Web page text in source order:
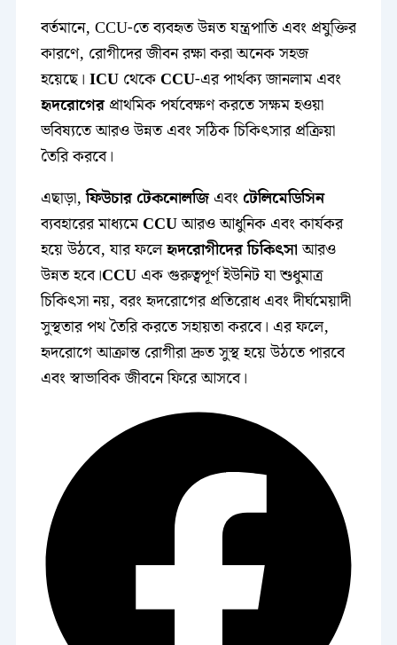
বর্তমানে, CCU-তে ব্যবহৃত উন্নত যন্ত্রপাতি এবং প্রযুক্তির
কারণে, রোগীদের জীবন রক্ষা করা অনেক সহজ
হয়েছে। ICUথেকেCCU-এর পার্থক্য জানলাম এবং
হৃদরোগেরপ্রাথমিক পর্যবেক্ষণ করতে সক্ষম হওয়া
ভবিষ্যতে আরও উন্নত এবং সঠিক চিকিৎসার প্রক্রিয়া
তৈরি করবে।
এছাড়া,ফিউচার টেকনোলজিএবংটেলিমেডিসিন
ব্যবহারের মাধ্যমেCCUআরও আধুনিক এবং কার্যকর
হয়ে উঠবে, যার ফলেহৃদরোগীদের চিকিৎসাআরও
উন্নত হবে।CCUএক গুরুত্বপূর্ণ ইউনিট যা শুধুমাত্র
চিকিৎসা নয়, বরং হৃদরোগের প্রতিরোধ এবং দীর্ঘমেয়াদী
সুস্থতার পথ তৈরি করতে সহায়তা করবে। এর ফলে,
হৃদরোগে আক্রান্ত রোগীরা দ্রুত সুস্থ হয়ে উঠতে পারবে
এবং স্বাভাবিক জীবনে ফিরে আসবে।